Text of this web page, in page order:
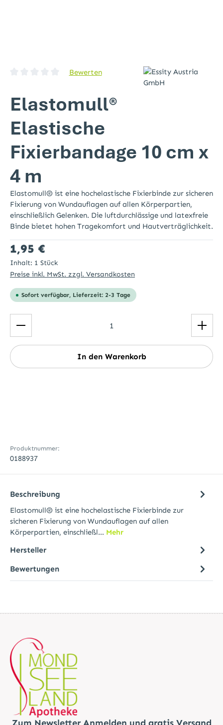
Durchschnittliche Bewertung von 0 von 5 Sternen
Bewerten
Elastomull®
Elastische
Fixierbandage 10 cm x
4 m
Elastomull® ist eine hochelastische Fixierbinde zur sicheren
Fixierung von Wundauflagen auf allen Körperpartien,
einschließlich Gelenken. Die luftdurchlässige und latexfreie
Binde bietet hohen Tragekomfort und Hautverträglichkeit.
Regulärer Preis:
1,95 €
Inhalt: 1 Stück
Preise inkl. MwSt. zzgl. Versandkosten
Sofort verfügbar, Lieferzeit: 2-3 Tage
Produkt Anzahl: Gib den gewünschten Wert ein
In den Warenkorb
Produktnummer:
0188937
Beschreibung
Elastomull® ist eine hochelastische Fixierbinde zur
sicheren Fixierung von Wundauflagen auf allen
Körperpartien, einschließl… Mehr
Hersteller
Bewertungen